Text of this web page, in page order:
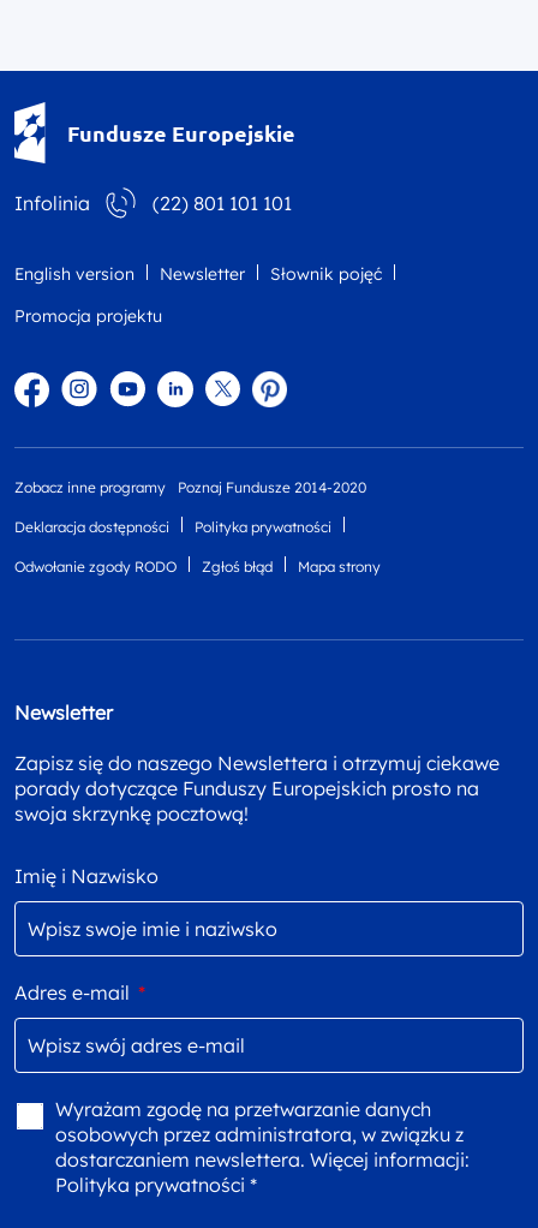
Fundusze Europejskie
Infolinia (22) 801 101 101
English version Newsletter
Słownik pojęć
Promocja projektu
FacebookInstagram
YouTubeLinkedintwitterPinterest
Zobacz inne programy Poznaj Fundusze 2014-2020
Deklaracja dostępności Polityka prywatności
Odwołanie zgody RODO Zgłoś błąd Mapa strony
Newsletter
Zapisz się do naszego Newslettera i otrzymuj ciekawe
porady dotyczące Funduszy Europejskich prosto na
swoja skrzynkę pocztową!
Imię i Nazwisko
Adres e-mail *
Wyrażam zgodę na przetwarzanie danych
osobowych przez administratora, w związku z
dostarczaniem newslettera. Więcej informacji:
Polityka prywatności *